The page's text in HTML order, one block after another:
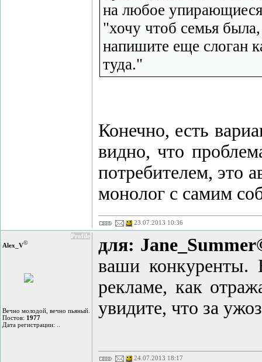
на любое упирающиеся
"хочу чтоб семья
напишите еще слоган
туда."
Конечно, есть
видно, что
потребителем, это
монолог с самим
23.07.2013 10:36
Profile
Alex_V©
Вечно молодой, вечно пьяный.
Постов: 1977
Дата регистрации: ..
для:
ваши
рекламе, как
увидите, что за
24.07.2013 18:17